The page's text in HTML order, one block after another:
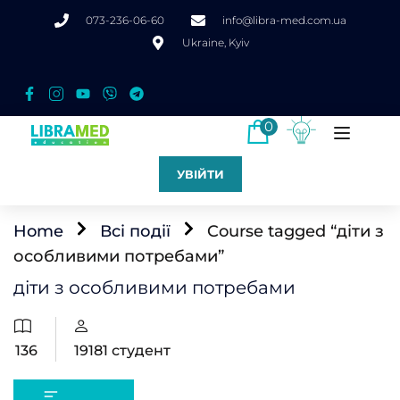
073-236-06-60
info@libra-med.com.ua
Ukraine, Kyiv
0
УВІЙТИ
Home Всі події
Course tagged “діти з
особливими потребами”
діти з особливими потребами
136 19181 студент